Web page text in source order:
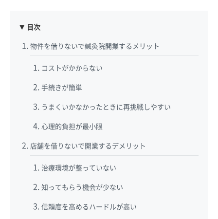
目次
物件を借りないで鍼灸院開業するメリット
コストがかからない
手続きが簡単
うまくいかなかったときに再挑戦しやすい
心理的負担が最小限
店舗を借りないで開業するデメリット
治療環境が整っていない
知ってもらう機会が少ない
信頼度を高めるハードルが高い